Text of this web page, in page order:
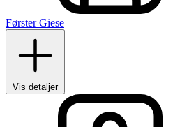
Førster Giese
Vis detaljer